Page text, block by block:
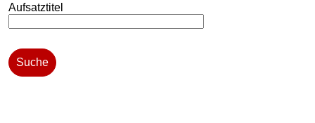
Aufsatztitel
Suche